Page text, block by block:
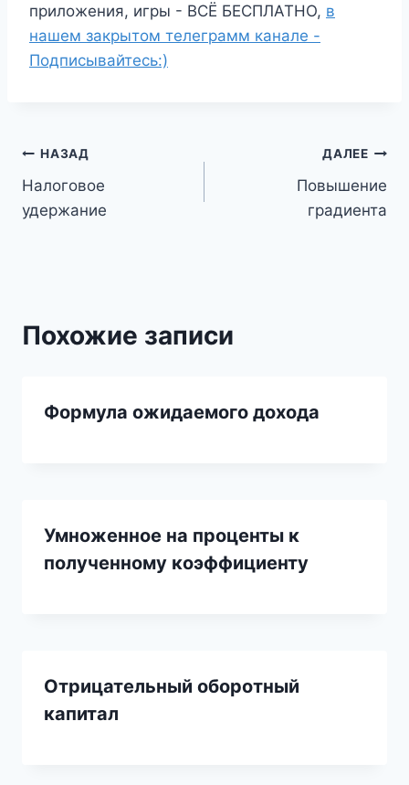
приложения, игры - ВСЁ БЕСПЛАТНО, в
нашем закрытом телеграмм канале -
Подписывайтесь:)
Навигация
по
НАЗАД
Налоговое
удержание
ДАЛЕЕ
Повышение
градиента
Похожие записи
Формула ожидаемого дохода
Умноженное на проценты к
полученному коэффициенту
Отрицательный оборотный
капитал